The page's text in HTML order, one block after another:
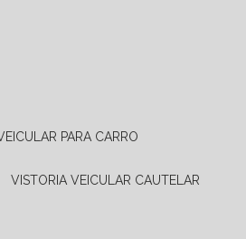
PARA CARRO
VISTORIA VEICULAR CAUTELAR